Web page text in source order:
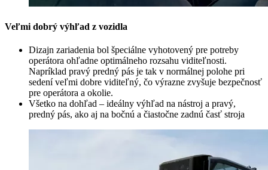
Veľmi dobrý výhľad z vozidla
Dizajn zariadenia bol špeciálne vyhotovený pre potreby
operátora ohľadne optimálneho rozsahu viditeľnosti.
Napríklad pravý predný pás je tak v normálnej polohe pri
sedení veľmi dobre viditeľný, čo výrazne zvyšuje bezpečnosť
pre operátora a okolie.
Všetko na dohľad – ideálny výhľad na nástroj a pravý,
predný pás, ako aj na bočnú a čiastočne zadnú časť stroja